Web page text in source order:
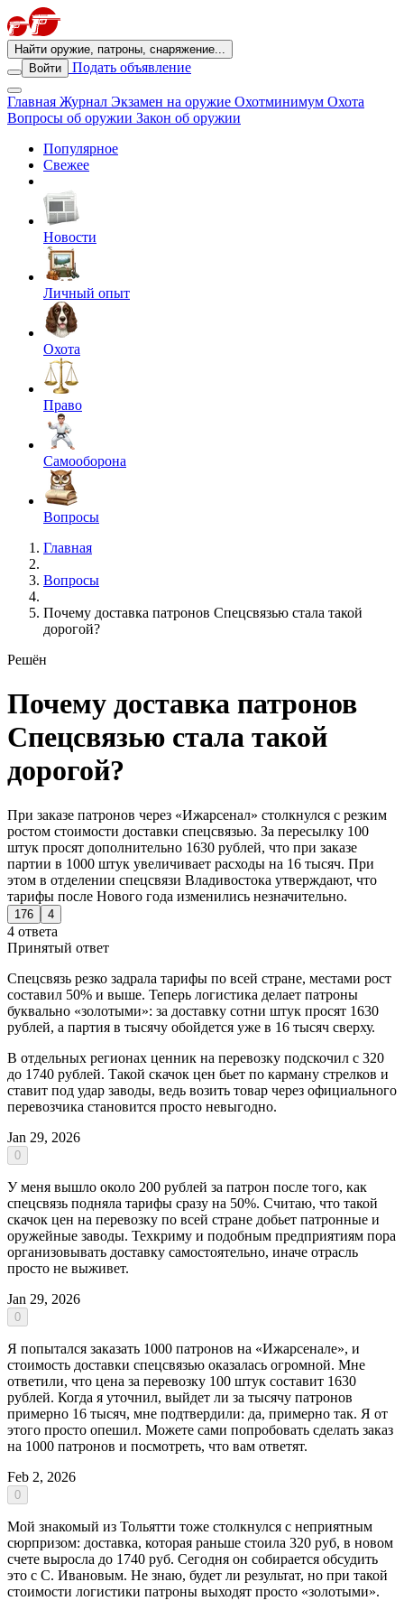
Найти оружие, патроны, снаряжение...
Войти
Подать объявление
Главная Журнал Экзамен на оружие Охотминимум Охота
Вопросы об оружии Закон об оружии
Популярное
Свежее
Новости
Личный опыт
Охота
Право
Самооборона
Вопросы
Главная
Вопросы
Почему доставка патронов Спецсвязью стала такой
дорогой?
Решён
Почему доставка патронов
Спецсвязью стала такой
дорогой?
При заказе патронов через «Ижарсенал» столкнулся с резким
ростом стоимости доставки спецсвязью. За пересылку 100
штук просят дополнительно 1630 рублей, что при заказе
партии в 1000 штук увеличивает расходы на 16 тысяч. При
этом в отделении спецсвязи Владивостока утверждают, что
тарифы после Нового года изменились незначительно.
176 4
4 ответа
Принятый ответ
Спецсвязь резко задрала тарифы по всей стране, местами рост
составил 50% и выше. Теперь логистика делает патроны
буквально «золотыми»: за доставку сотни штук просят 1630
рублей, а партия в тысячу обойдется уже в 16 тысяч сверху.
В отдельных регионах ценник на перевозку подскочил с 320
до 1740 рублей. Такой скачок цен бьет по карману стрелков и
ставит под удар заводы, ведь возить товар через официального
перевозчика становится просто невыгодно.
Jan 29, 2026
0
У меня вышло около 200 рублей за патрон после того, как
спецсвязь подняла тарифы сразу на 50%. Считаю, что такой
скачок цен на перевозку по всей стране добьет патронные и
оружейные заводы. Техкриму и подобным предприятиям пора
организовывать доставку самостоятельно, иначе отрасль
просто не выживет.
Jan 29, 2026
0
Я попытался заказать 1000 патронов на «Ижарсенале», и
стоимость доставки спецсвязью оказалась огромной. Мне
ответили, что цена за перевозку 100 штук составит 1630
рублей. Когда я уточнил, выйдет ли за тысячу патронов
примерно 16 тысяч, мне подтвердили: да, примерно так. Я от
этого просто опешил. Можете сами попробовать сделать заказ
на 1000 патронов и посмотреть, что вам ответят.
Feb 2, 2026
0
Мой знакомый из Тольятти тоже столкнулся с неприятным
сюрпризом: доставка, которая раньше стоила 320 руб, в новом
счете выросла до 1740 руб. Сегодня он собирается обсудить
это с С. Ивановым. Не знаю, будет ли результат, но при такой
стоимости логистики патроны выходят просто «золотыми».